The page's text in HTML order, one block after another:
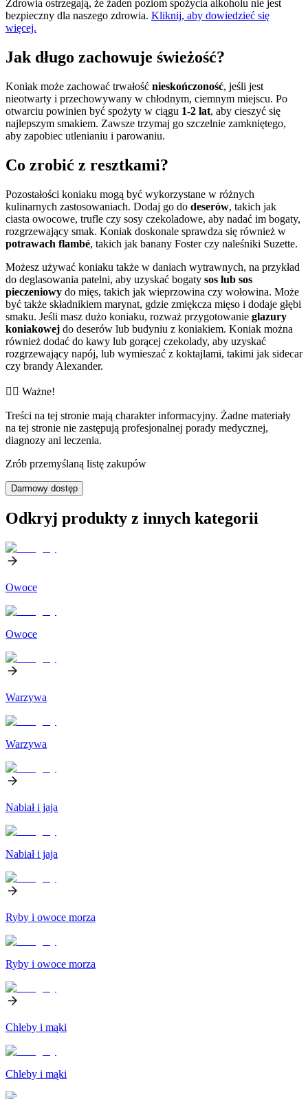
Zdrowia ostrzegają, że żaden poziom spożycia alkoholu nie jest
bezpieczny dla naszego zdrowia. Kliknij, aby dowiedzieć się
więcej.
Jak długo zachowuje świeżość?
Koniak może zachować trwałość nieskończoność, jeśli jest
nieotwarty i przechowywany w chłodnym, ciemnym miejscu. Po
otwarciu powinien być spożyty w ciągu 1-2 lat, aby cieszyć się
najlepszym smakiem. Zawsze trzymaj go szczelnie zamkniętego,
aby zapobiec utlenianiu i parowaniu.
Co zrobić z resztkami?
Pozostałości koniaku mogą być wykorzystane w różnych
kulinarnych zastosowaniach. Dodaj go do deserów, takich jak
ciasta owocowe, trufle czy sosy czekoladowe, aby nadać im bogaty,
rozgrzewający smak. Koniak doskonale sprawdza się również w
potrawach flambé, takich jak banany Foster czy naleśniki Suzette.
Możesz używać koniaku także w daniach wytrawnych, na przykład
do deglasowania patelni, aby uzyskać bogaty sos lub sos
pieczeniowy do mięs, takich jak wieprzowina czy wołowina. Może
być także składnikiem marynat, gdzie zmiękcza mięso i dodaje głębi
smaku. Jeśli masz dużo koniaku, rozważ przygotowanie glazury
koniakowej do deserów lub budyniu z koniakiem. Koniak można
również dodać do kawy lub gorącej czekolady, aby uzyskać
rozgrzewający napój, lub wymieszać z koktajlami, takimi jak sidecar
czy brandy Alexander.
👨‍⚕️️ Ważne!
Treści na tej stronie mają charakter informacyjny. Żadne materiały
na tej stronie nie zastępują profesjonalnej porady medycznej,
diagnozy ani leczenia.
Zrób przemyślaną listę zakupów
Darmowy dostęp
Odkryj produkty z innych kategorii
Owoce
Owoce
Warzywa
Warzywa
Nabiał i jaja
Nabiał i jaja
Ryby i owoce morza
Ryby i owoce morza
Chleby i mąki
Chleby i mąki